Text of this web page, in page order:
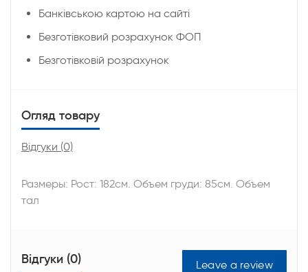
Банківською картою на сайті
Безготівковий розрахунок ФОП
Безготівковій розрахунок
Огляд товару
Відгуки (0)
Размеры: Рост: 182см. Объем груди: 85см. Объем
тал
Відгуки (0) Leave a review